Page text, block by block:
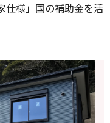
仕様」国の補助金を活